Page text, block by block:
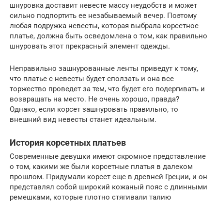
шнуровка доставит невесте массу неудобств и может
сильно подпортить ее незабываемый вечер. Поэтому
любая подружка невесты, которая выбрала корсетное
платье, должна быть осведомлена о том, как правильно
шнуровать этот прекрасный элемент одежды.
Неправильно зашнурованные ленты приведут к тому,
что платье с невесты будет сползать и она все
торжество проведет за тем, что будет его подергивать и
возвращать на место. Не очень хорошо, правда?
Однако, если корсет зашнуровать правильно, то
внешний вид невесты станет идеальным.
История корсетных платьев
Современные девушки имеют скромное представление
о том, какими же были корсетные платья в далеком
прошлом. Придумали корсет еще в древней Греции, и он
представлял собой широкий кожаный пояс с длинными
ремешками, которые плотно стягивали талию